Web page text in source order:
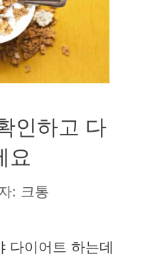
인하고 다
요
: 크통
다이어트 하는데